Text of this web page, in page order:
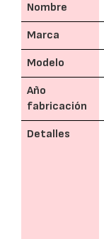
Nombre
Marca
Modelo
Año
fabricación
Detalles